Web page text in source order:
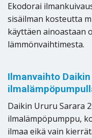
Ekodorai
sisäilman kosteutta
käyttäen ainoastaan
lämmönvaihtimesta.
Ilmanvaihto
Daikin Ururu Sarara
ilmalämpöpumppu,
ilmaa eikä vain